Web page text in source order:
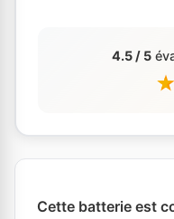
4.5 / 5
Cette batterie est